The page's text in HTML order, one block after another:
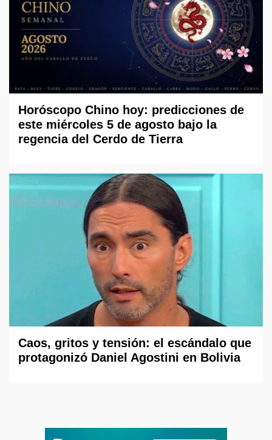
Horóscopo Chino hoy: predicciones de
este miércoles 5 de agosto bajo la
regencia del Cerdo de Tierra
Caos, gritos y tensión: el escándalo que
protagonizó Daniel Agostini en Bolivia